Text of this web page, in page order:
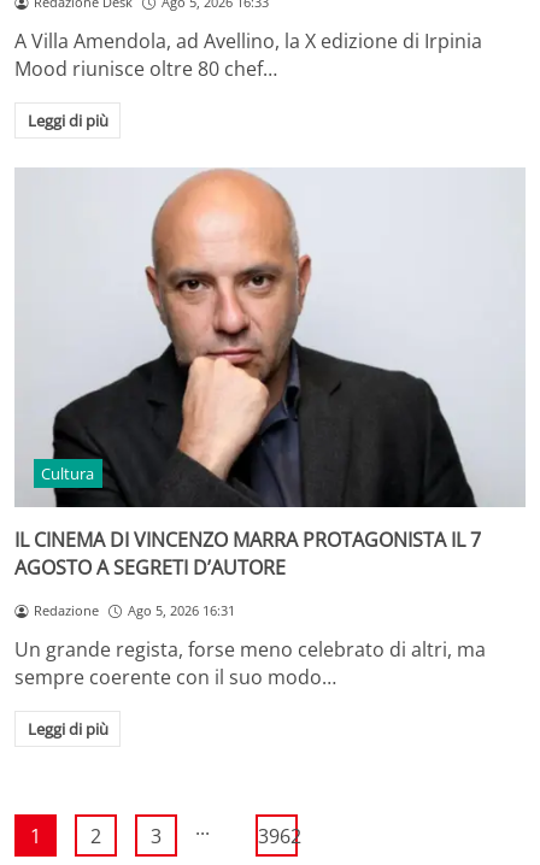
A Villa Amendola, ad Avellino, la X edizione di Irpinia
Mood riunisce oltre 80 chef…
Leggi di più
Cultura
IL CINEMA DI VINCENZO MARRA PROTAGONISTA IL 7
AGOSTO A SEGRETI D’AUTORE
Redazione Ago 5, 2026 16:31
Un grande regista, forse meno celebrato di altri, ma
sempre coerente con il suo modo…
Leggi di più
1 2 3 ... 3962